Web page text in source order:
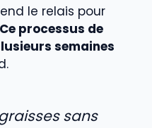
le relais pour
Ce processus de
semaines
sans